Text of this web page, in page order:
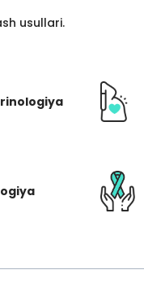
usullari.